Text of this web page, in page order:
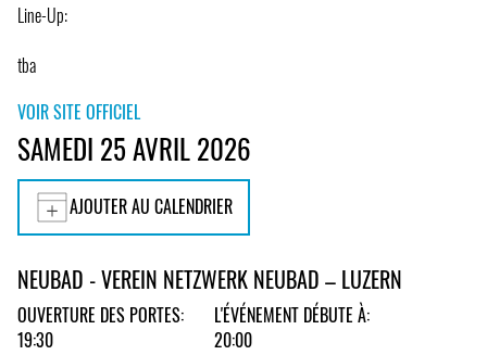
Line-Up:
tba
VOIR SITE OFFICIEL
SAMEDI 25 AVRIL 2026
AJOUTER AU CALENDRIER
NEUBAD - VEREIN NETZWERK NEUBAD – LUZERN
OUVERTURE DES PORTES:
19:30
L'ÉVÉNEMENT DÉBUTE À:
20:00